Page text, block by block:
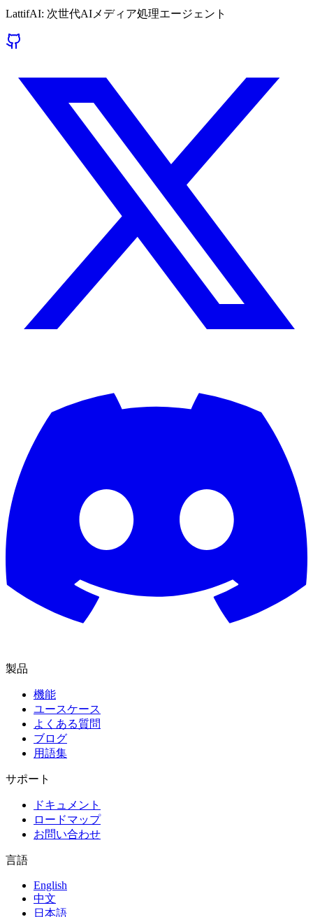
LattifAI: 次世代AIメディア処理エージェント
製品
機能
ユースケース
よくある質問
ブログ
用語集
サポート
ドキュメント
ロードマップ
お問い合わせ
言語
English
中文
日本語